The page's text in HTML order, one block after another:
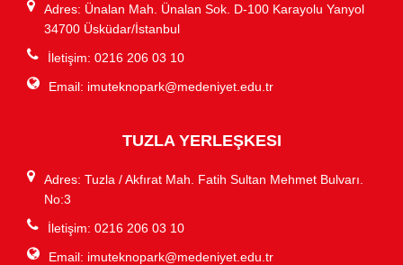
Adres: Ünalan Mah. Ünalan Sok. D-100 Karayolu Yanyol
34700 Üsküdar/İstanbul
İletişim: 0216 206 03 10
Email: imuteknopark@medeniyet.edu.tr
TUZLA YERLEŞKESI
Adres: Tuzla / Akfırat Mah. Fatih Sultan Mehmet Bulvarı.
No:3
İletişim: 0216 206 03 10
Email: imuteknopark@medeniyet.edu.tr